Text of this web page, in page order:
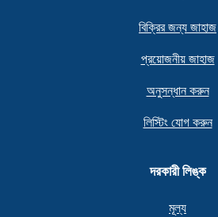
বিক্রির জন্য জাহাজ
প্রয়োজনীয় জাহাজ
অনুসন্ধান করুন
লিস্টিং যোগ করুন
দরকারী লিঙ্ক
মূল্য